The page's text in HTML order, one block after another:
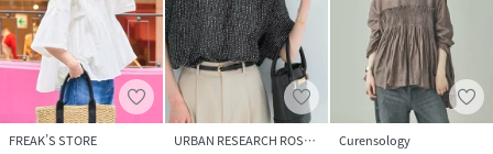
FREAK’S STORE URBAN RESEARCH ROSSO Curensology